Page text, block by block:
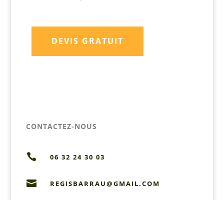
DEVIS GRATUIT
CONTACTEZ-NOUS
 06 32 24 30 03
 REGISBARRAU@GMAIL.COM